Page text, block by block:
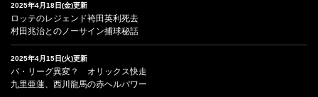
2025年4月18日(金)更新
ロッテのレジェンド袴田英利死去
村田兆治とのノーサイン捕球秘話
2025年4月15日(火)更新
パ・リーグ異変？ オリックス快走
九里亜蓮、西川龍馬の赤ヘルパワー